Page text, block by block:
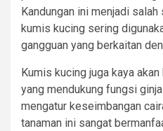
Kandungan ini menjadi
kumis kucing sering
gangguan yang berkaitan
Kumis kucing juga kaya
yang mendukung fungsi
mengatur keseimbangan
tanaman ini sangat